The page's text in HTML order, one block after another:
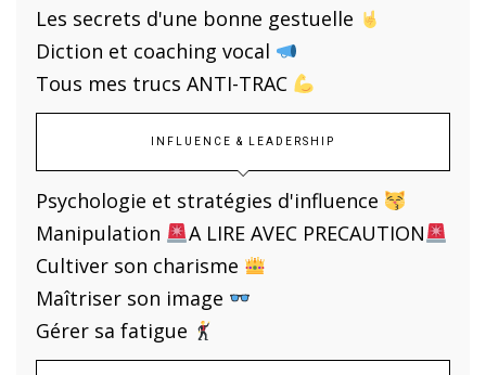
Les secrets d'une bonne gestuelle
Diction et coaching vocal
Tous mes trucs ANTI-TRAC
INFLUENCE & LEADERSHIP
Psychologie et stratégies d'influence
Manipulation
A LIRE AVEC PRECAUTION
Cultiver son charisme
Maîtriser son image
Gérer sa fatigue